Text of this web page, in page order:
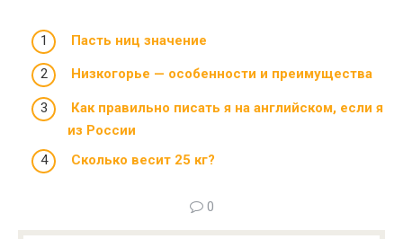
Пасть ниц значение
Низкогорье — особенности и преимущества
Как правильно писать я на английском, если я
из России
Сколько весит 25 кг?
0